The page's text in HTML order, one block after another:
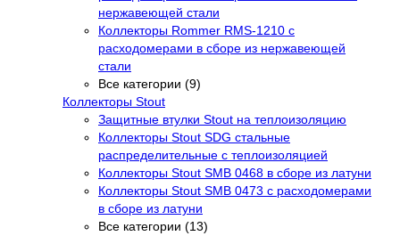
нержавеющей стали
Коллекторы Rommer RMS-1210 с
расходомерами в сборе из нержавеющей
стали
Все категории (9)
Коллекторы Stout
Защитные втулки Stout на теплоизоляцию
Коллекторы Stout SDG стальные
распределительные с теплоизоляцией
Коллекторы Stout SMB 0468 в сборе из латуни
Коллекторы Stout SMB 0473 с расходомерами
в сборе из латуни
Все категории (13)